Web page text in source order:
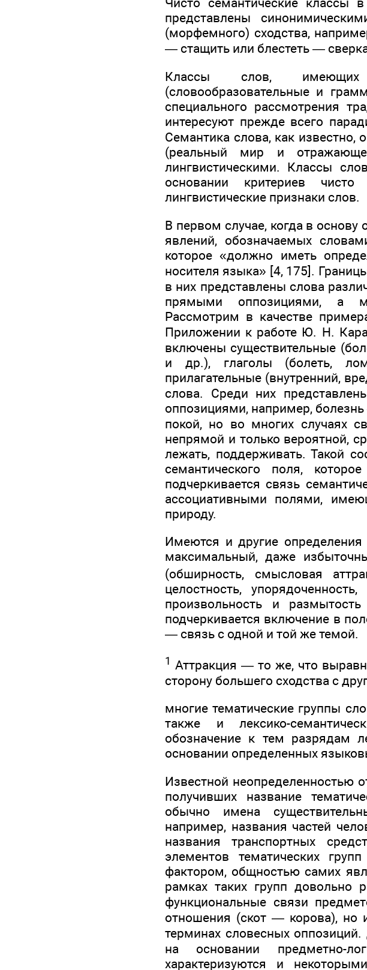
представлены
(морфемного) сходства,
— стащить или блестеть —
Классы слов, имеющих
(словообразовательные и
специального рассмотрения
интересуют прежде всего
Семантика слова, как известно,
(реальный мир и
лингвистическими. Классы
основании критериев
лингвистические признаки слов.
В первом случае, когда в
явлений, обозначаемых
которое «должно иметь
носителя языка» [4, 175].
в них представлены слова
прямыми оппозициями, а
Рассмотрим в качестве
Приложении к работе Ю. Н.
включены существительные
и др.), глаголы (болеть,
прилагательные (внутренний,
слова. Среди них
оппозициями, например,
покой, но во многих случаях
непрямой и только вероятной,
лежать, поддерживать. Такой
семантического поля,
подчеркивается связь
ассоциативными полями,
природу.
Имеются и другие
максимальный, даже
(обширность, смысловая
целостность,
произвольность и
подчеркивается включение в
— связь с одной и той же темой.
1 Аттракция — то же, что
сторону большего сходства с
многие тематические группы
также и лексико-
обозначение к тем разрядам
основании определенных
Известной неопределенностью
получивших название
обычно имена
например, названия частей
названия транспортных
элементов тематических
фактором, общностью самих
рамках таких групп
функциональные связи
отношения (скот — корова), но
терминах словесных
на основании предметно-
характеризуются и